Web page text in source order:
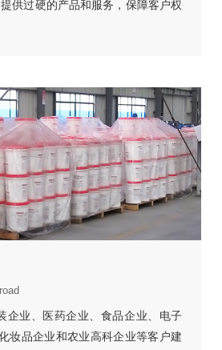
供过硬的产品和服务，保障客户权
企业、医药企业、食品企业、电子
妆品企业和农业高科企业等客户建